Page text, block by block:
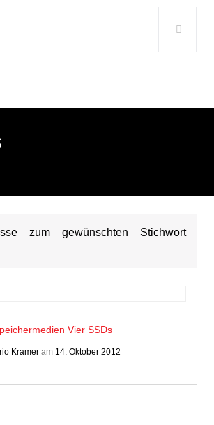
zum gewünschten Stichwort
Vier SSDs
Krameram 14. Oktober 2012